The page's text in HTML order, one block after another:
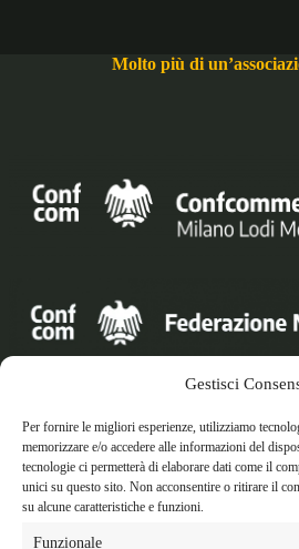
Gestisci
Per fornire le migliori esperienze, utilizziamo
memorizzare e/o accedere alle informazioni del
tecnologie ci permetterà di elaborare dati come il
unici su questo sito. Non acconsentire o ritirare il
su alcune caratteristiche e funzioni.
Funzionale
Molto più di
Lun - Ven/ 8:30 am -
Telefono: +39